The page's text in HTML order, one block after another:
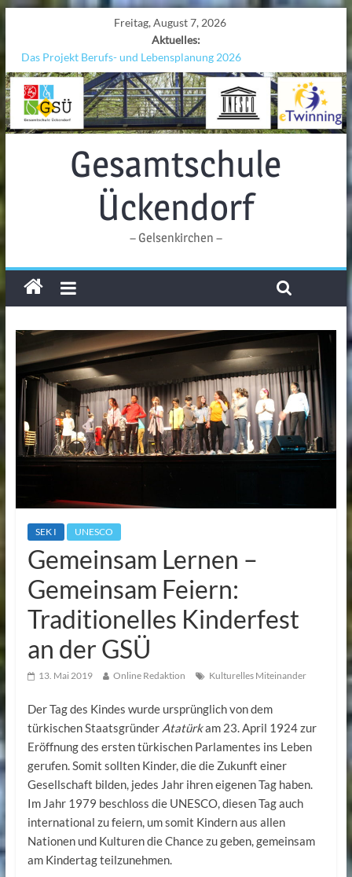
Freitag, August 7, 2026
Aktuelles:
Das Projekt Berufs- und Lebensplanung 2026
UNESCO Stadtradeln „Grenzen überwinden“
KCC-Workshop
Sicherheit auf den Wellen: Lehrkräfte bilden sich in Alicante fort
Ferien!!!
Gesamtschule
Ückendorf
– Gelsenkirchen –
SEK I UNESCO
Gemeinsam Lernen –
Gemeinsam Feiern:
Traditionelles Kinderfest
an der GSÜ
13. Mai 2019 Online Redaktion Kulturelles Miteinander
Der Tag des Kindes wurde ursprünglich von dem
türkischen Staatsgründer Atatürkam 23. April 1924 zur
Eröffnung des ersten türkischen Parlamentes ins Leben
gerufen. Somit sollten Kinder, die die Zukunft einer
Gesellschaft bilden, jedes Jahr ihren eigenen Tag haben.
Im Jahr 1979 beschloss die UNESCO, diesen Tag auch
international zu feiern, um somit Kindern aus allen
Nationen und Kulturen die Chance zu geben, gemeinsam
am Kindertag teilzunehmen.